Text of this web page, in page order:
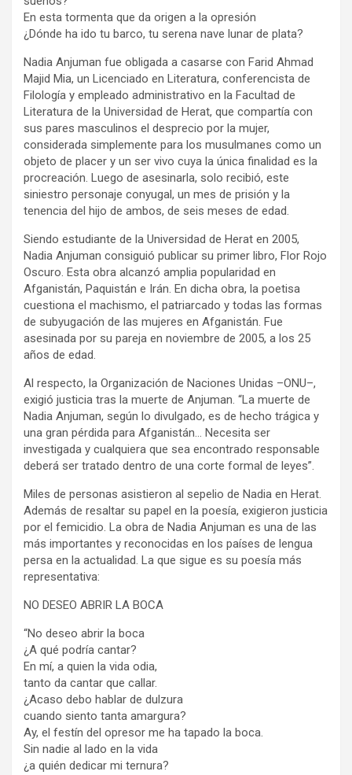
En esta tormenta que da origen a la opresión
¿Dónde ha ido tu barco, tu serena nave lunar de plata?
Nadia Anjuman fue obligada a casarse con Farid Ahmad
Majid Mia, un Licenciado en Literatura, conferencista de
Filología y empleado administrativo en la Facultad de
Literatura de la Universidad de Herat, que compartía con
sus pares masculinos el desprecio por la mujer,
considerada simplemente para los musulmanes como un
objeto de placer y un ser vivo cuya la única finalidad es la
procreación. Luego de asesinarla, solo recibió, este
siniestro personaje conyugal, un mes de prisión y la
tenencia del hijo de ambos, de seis meses de edad.
Siendo estudiante de la Universidad de Herat en 2005,
Nadia Anjuman consiguió publicar su primer libro, Flor Rojo
Oscuro. Esta obra alcanzó amplia popularidad en
Afganistán, Paquistán e Irán. En dicha obra, la poetisa
cuestiona el machismo, el patriarcado y todas las formas
de subyugación de las mujeres en Afganistán. Fue
asesinada por su pareja en noviembre de 2005, a los 25
años de edad.
Al respecto, la Organización de Naciones Unidas –ONU–,
exigió justicia tras la muerte de Anjuman. “La muerte de
Nadia Anjuman, según lo divulgado, es de hecho trágica y
una gran pérdida para Afganistán… Necesita ser
investigada y cualquiera que sea encontrado responsable
deberá ser tratado dentro de una corte formal de leyes”.
Miles de personas asistieron al sepelio de Nadia en Herat.
Además de resaltar su papel en la poesía, exigieron justicia
por el femicidio. La obra de Nadia Anjuman es una de las
más importantes y reconocidas en los países de lengua
persa en la actualidad. La que sigue es su poesía más
representativa:
NO DESEO ABRIR LA BOCA
“No deseo abrir la boca
¿A qué podría cantar?
En mí, a quien la vida odia,
tanto da cantar que callar.
¿Acaso debo hablar de dulzura
cuando siento tanta amargura?
Ay, el festín del opresor me ha tapado la boca.
Sin nadie al lado en la vida
¿a quién dedicar mi ternura?